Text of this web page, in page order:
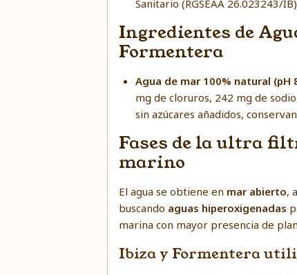
Sanitario (RGSEAA 26.023243/
Ingredientes de
Formentera
Agua de mar 100% natural (pH
mg de cloruros, 242 mg de
sin azúcares añadidos,
Fases de la ultra
marino
El agua se obtiene en mar abierto,
buscando aguas hiperoxigenadas
marina con mayor presencia de
Ibiza y Formentera